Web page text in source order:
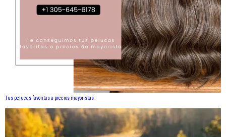
Tus pelucas favoritas a precios mayoristas